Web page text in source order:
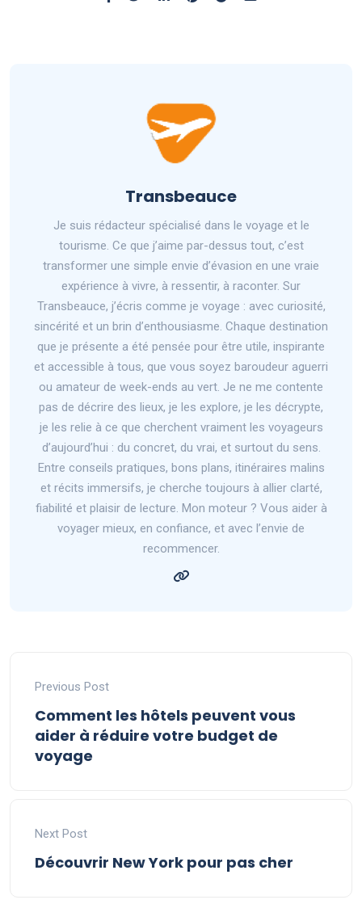
Transbeauce
Je suis rédacteur spécialisé dans le voyage et le
tourisme. Ce que j’aime par-dessus tout, c’est
transformer une simple envie d’évasion en une vraie
expérience à vivre, à ressentir, à raconter. Sur
Transbeauce, j’écris comme je voyage : avec curiosité,
sincérité et un brin d’enthousiasme. Chaque destination
que je présente a été pensée pour être utile, inspirante
et accessible à tous, que vous soyez baroudeur aguerri
ou amateur de week-ends au vert. Je ne me contente
pas de décrire des lieux, je les explore, je les décrypte,
je les relie à ce que cherchent vraiment les voyageurs
d’aujourd’hui : du concret, du vrai, et surtout du sens.
Entre conseils pratiques, bons plans, itinéraires malins
et récits immersifs, je cherche toujours à allier clarté,
fiabilité et plaisir de lecture. Mon moteur ? Vous aider à
voyager mieux, en confiance, et avec l’envie de
recommencer.
Previous Post
Comment les hôtels peuvent vous
aider à réduire votre budget de
voyage
Next Post
Découvrir New York pour pas cher